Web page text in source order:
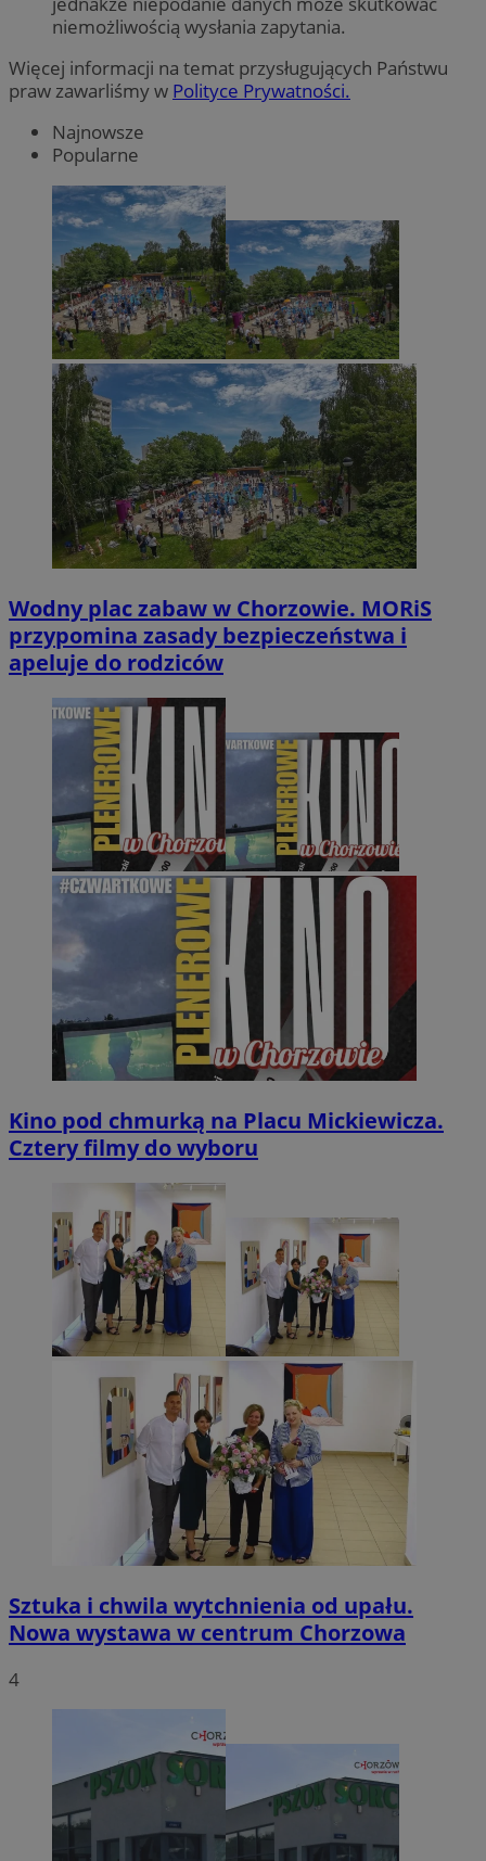
niemożliwością wysłania zapytania.
Więcej informacji na temat przysługujących Państwu
praw zawarliśmy w Polityce Prywatności.
Najnowsze
Popularne
Wodny plac zabaw w Chorzowie. MORiS
przypomina zasady bezpieczeństwa i
apeluje do rodziców
Kino pod chmurką na Placu Mickiewicza.
Cztery filmy do wyboru
Sztuka i chwila wytchnienia od upału.
Nowa wystawa w centrum Chorzowa
4